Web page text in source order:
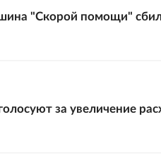
"Скорой помощи"
за увеличение